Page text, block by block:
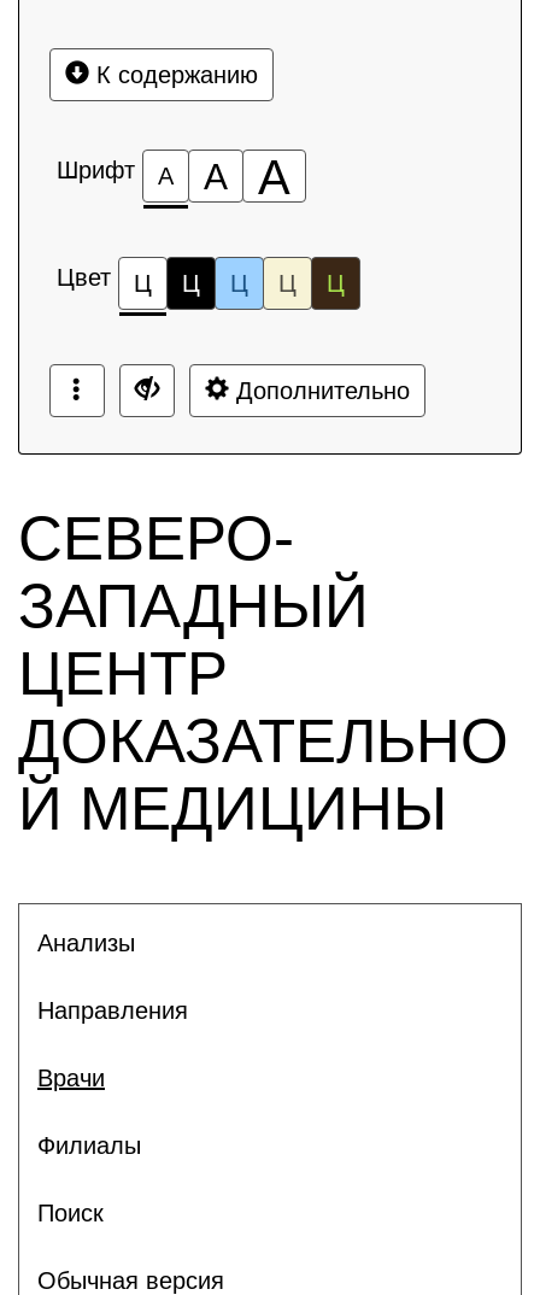
К содержанию
Шрифт А А А
Цвет Ц Ц Ц Ц Ц
Дополнительно
СЕВЕРО-
ЗАПАДНЫЙ
ЦЕНТР
ДОКАЗАТЕЛЬНО
Й МЕДИЦИНЫ
Анализы
Направления
Врачи
Филиалы
Поиск
Обычная версия